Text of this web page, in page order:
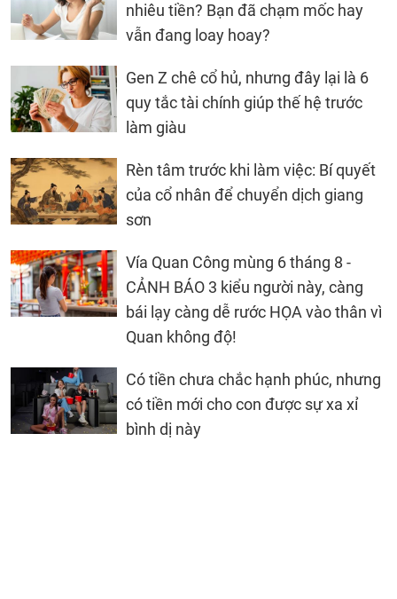
nhiêu tiền? Bạn đã chạm mốc hay
vẫn đang loay hoay?
Gen Z chê cổ hủ, nhưng đây lại là 6
quy tắc tài chính giúp thế hệ trước
làm giàu
Rèn tâm trước khi làm việc: Bí quyết
của cổ nhân để chuyển dịch giang
sơn
Vía Quan Công mùng 6 tháng 8 -
CẢNH BÁO 3 kiểu người này, càng
bái lạy càng dễ rước HỌA vào thân vì
Quan không độ!
Có tiền chưa chắc hạnh phúc, nhưng
có tiền mới cho con được sự xa xỉ
bình dị này